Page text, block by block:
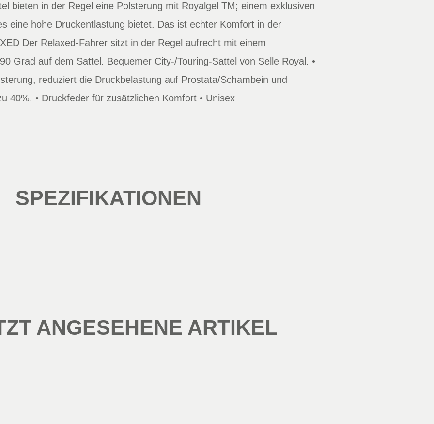
bieten in der Regel eine Polsterung mit Royalgel TM; einem exklusiven
eine hohe Druckentlastung bietet. Das ist echter Komfort in der
Der Relaxed-Fahrer sitzt in der Regel aufrecht mit einem
Grad auf dem Sattel. Bequemer City-/Touring-Sattel von Selle Royal. •
reduziert die Druckbelastung auf Prostata/Schambein und
40%. • Druckfeder für zusätzlichen Komfort • Unisex
SPEZIFIKATIONEN
ANGESEHENE ARTIKEL